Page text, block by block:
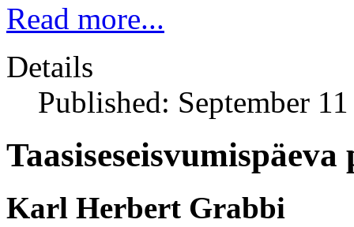
Read more...
Details
Published: September
Karl Herbert Grabbi